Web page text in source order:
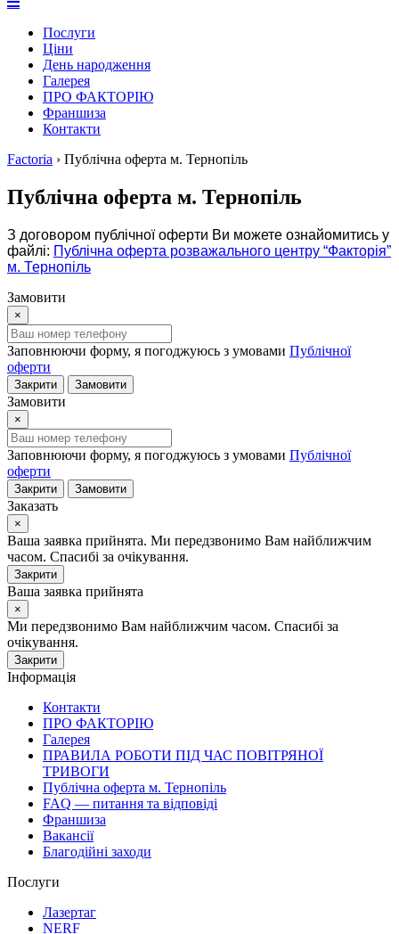
Послуги
Ціни
День народження
Галерея
ПРО ФАКТОРІЮ
Франшиза
Контакти
Factoria › Публічна оферта м. Тернопіль
Публічна оферта м. Тернопіль
З договором публічної оферти Ви можете ознайомитись у
файлі: Публічна оферта розважального центру “Факторія”
м. Тернопіль
Замовити
×
Заповнюючи форму, я погоджуюсь з умовами Публічної
оферти
Закрити Замовити
Замовити
×
Заповнюючи форму, я погоджуюсь з умовами Публічної
оферти
Закрити Замовити
Заказать
×
Ваша заявка прийнята. Ми передзвонимо Вам найближчим
часом. Спасибі за очікування.
Закрити
Ваша заявка прийнята
×
Ми передзвонимо Вам найближчим часом. Спасибі за
очікування.
Закрити
Інформація
Контакти
ПРО ФАКТОРІЮ
Галерея
ПРАВИЛА РОБОТИ ПІД ЧАС ПОВІТРЯНОЇ
ТРИВОГИ
Публічна оферта м. Тернопіль
FAQ — питання та відповіді
Франшиза
Вакансії
Благодійні заходи
Послуги
Лазертаг
NERF